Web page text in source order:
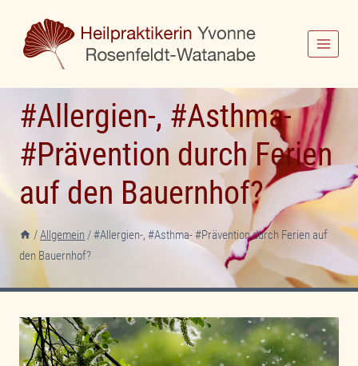
Inhalt
springen
#Allergien-, #Asthma-
#Prävention durch Ferien
auf den Bauernhof?
/Allgemein /#Allergien-, #Asthma- #Prävention durch Ferien auf
den Bauernhof?